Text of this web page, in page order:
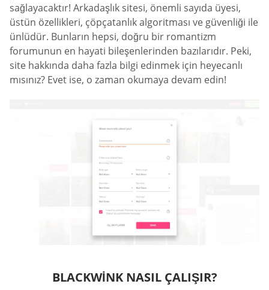
sağlayacaktır! Arkadaşlık sitesi, önemli sayıda üyesi,
üstün özellikleri, çöpçatanlık algoritması ve güvenliği ile
ünlüdür. Bunların hepsi, doğru bir romantizm
forumunun en hayati bileşenlerinden bazılarıdır. Peki,
site hakkında daha fazla bilgi edinmek için heyecanlı
mısınız? Evet ise, o zaman okumaya devam edin!
BLACKWINK NASIL ÇALIŞIR?